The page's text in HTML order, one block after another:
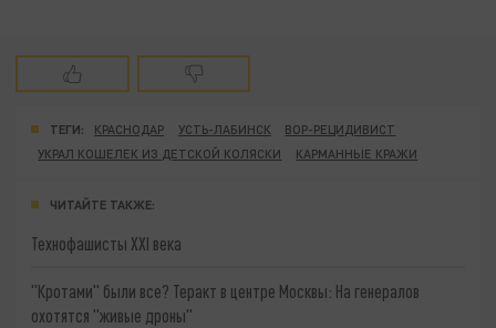
ТЕГИ: КРАСНОДАР УСТЬ-ЛАБИНСК
ВОР-РЕЦИДИВИСТ
УКРАЛ КОШЕЛЕК ИЗ ДЕТСКОЙ КОЛЯСКИ
КАРМАННЫЕ КРАЖИ
ЧИТАЙТЕ ТАКЖЕ:
Технофашисты XXI века
"Кротами" были все? Теракт в центре Москвы: На генералов
охотятся "живые дроны"